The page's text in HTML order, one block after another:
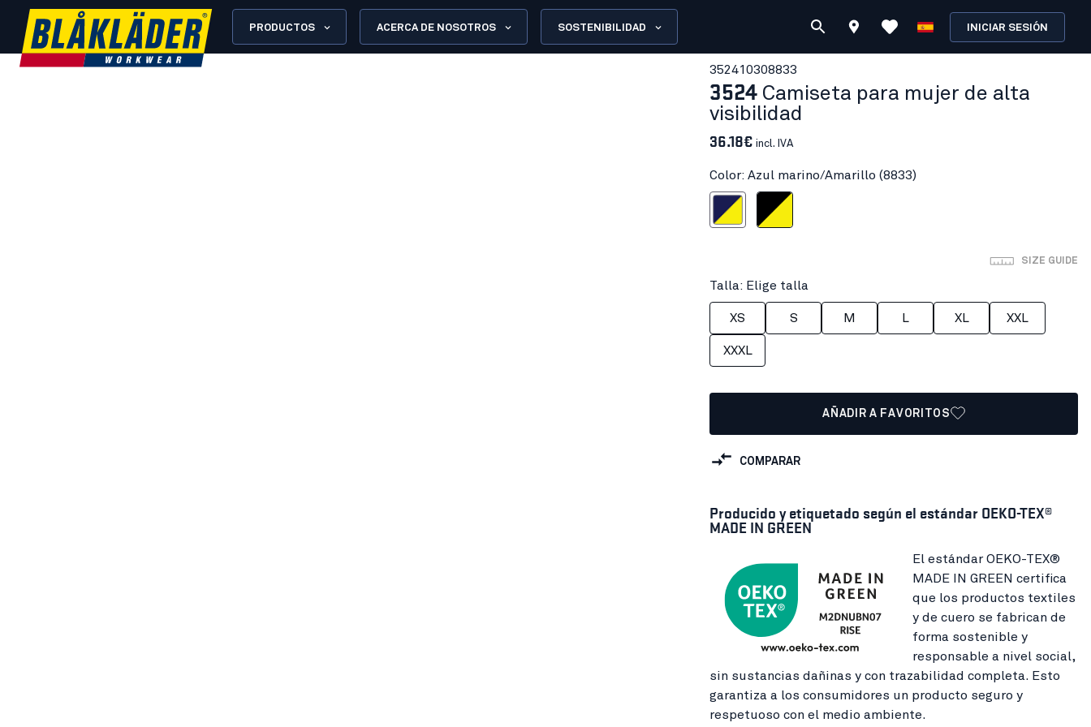
PRODUCTOS ACERCA DE NOSOTROS SOSTENIBILIDAD INICIAR SESIÓN
352410308833
3524 Camiseta para mujer de alta
visibilidad
36.18€ incl. IVA
Color: Azul marino/Amarillo (8833)
Azul marino/Amarillo
Negro/Amarillo
SIZE GUIDE
Talla: Elige talla
XS S M L XL XXL
XXXL
AÑADIR A FAVORITOS
COMPARAR
Producido y etiquetado según el estándar OEKO-TEX®
MADE IN GREEN
El estándar OEKO-TEX®
MADE IN GREEN certifica
que los productos textiles
y de cuero se fabrican de
forma sostenible y
responsable a nivel social,
sin sustancias dañinas y con trazabilidad completa. Esto
garantiza a los consumidores un producto seguro y
respetuoso con el medio ambiente.